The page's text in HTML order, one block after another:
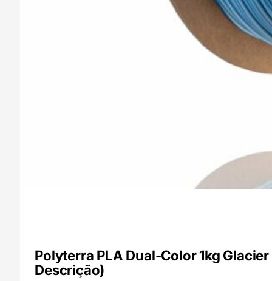
Polyterra PLA Dual-Color 1kg
Descrição)